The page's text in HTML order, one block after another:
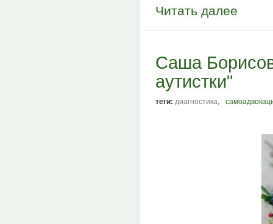
Читать далее
Саша
аутистки"
теги: диагностика